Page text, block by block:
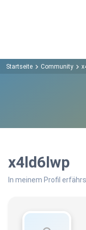
Startseite Community
x4ld6lwp
In meinem Profil